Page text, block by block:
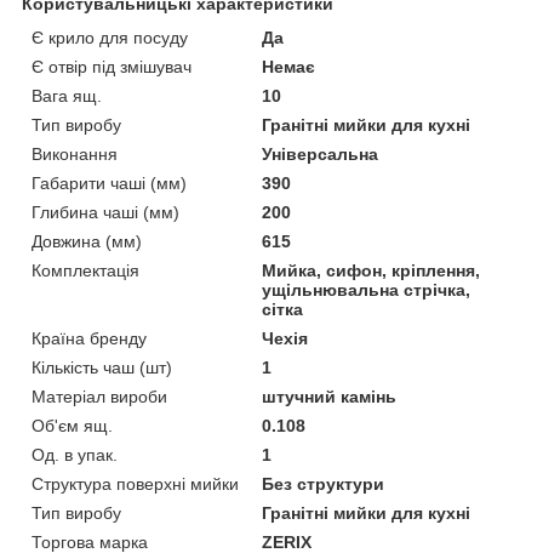
Є крило для посуду
Да
Є отвір під змішувач
Немає
Вага ящ.
10
Тип виробу
Гранітні мийки для кухні
Виконання
Універсальна
Габарити чаші (мм)
390
Глибина чаші (мм)
200
Довжина (мм)
615
Комплектація
Мийка, сифон, кріплення,
ущільнювальна стрічка,
сітка
Країна бренду
Чехія
Кількість чаш (шт)
1
Матеріал вироби
штучний камінь
Об'єм ящ.
0.108
Од. в упак.
1
Структура поверхні мийки
Без структури
Тип виробу
Гранітні мийки для кухні
Торгова марка
ZERIX